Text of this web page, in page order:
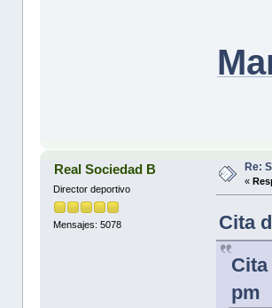
Real Sociedad B
Director deportivo
Mensajes: 5078
Re:
«
Cita
Cita
pm